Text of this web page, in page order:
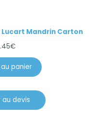
Mandrin Carton
€
panier
au devis